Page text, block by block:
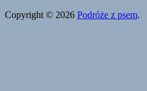
Copyright © 2026 Podróże z psem.